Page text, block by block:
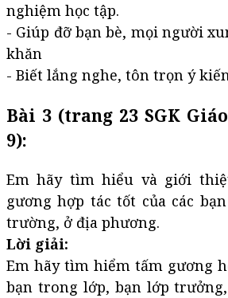
nghiệm học tập.
- Giúp đỡ bạn bè, mọi người
khăn
- Biết lắng nghe, tôn trọn ý
Bài 3 (trang 23 SGK
9):
Em hãy tìm hiểu và giới
gương hợp tác tốt của các
trường, ở địa phương.
Lời giải:
Em hãy tìm hiểm tấm gương
bạn trong lớp, bạn lớp